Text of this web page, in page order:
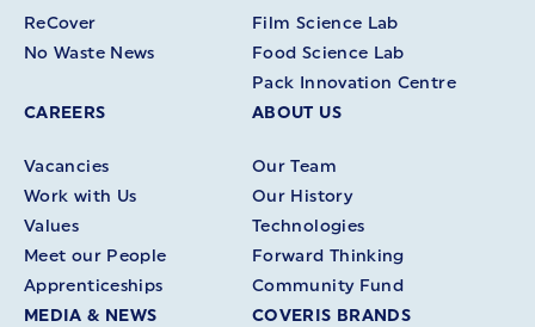
ReCover
No Waste News
Film Science Lab
Food Science Lab
Pack Innovation Centre
CAREERS
Vacancies
Work with Us
Values
Meet our People
Apprenticeships
ABOUT US
Our Team
Our History
Technologies
Forward Thinking
Community Fund
MEDIA & NEWS
COVERIS BRANDS